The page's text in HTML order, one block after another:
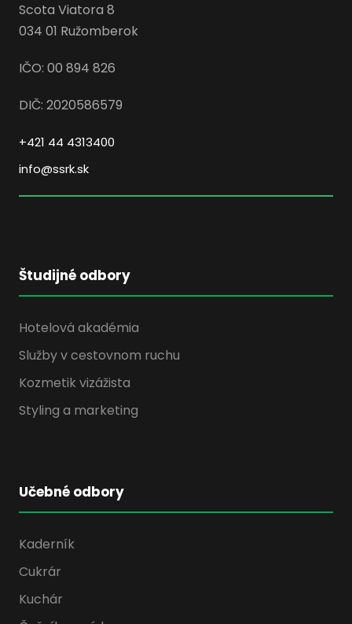
Scota Viatora 8
034 01 Ružomberok
IČO: 00 894 826
DIČ: 2020586579
+421 44 4313400
info@ssrk.sk
Študijné odbory
Hotelová akadémia
Služby v cestovnom ruchu
Kozmetik vizážista
Styling a marketing
Učebné odbory
Kaderník
Cukrár
Kuchár